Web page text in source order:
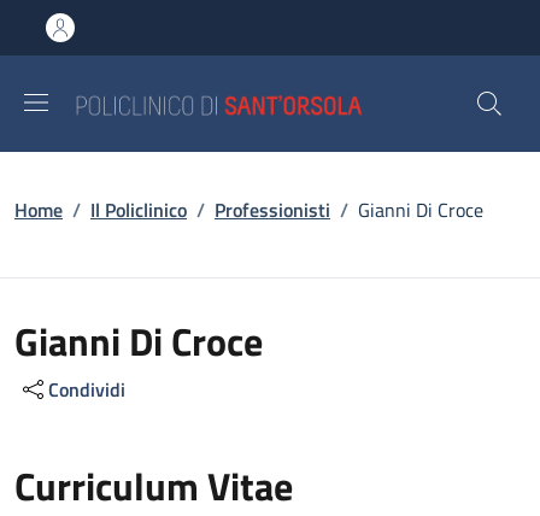
al contenuto principale
to footer content
Briciole di pane
Home / Il Policlinico / Professionisti / Gianni Di Croce
Gianni Di Croce
Condividi
Curriculum Vitae